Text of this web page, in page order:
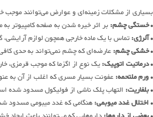
بسیاری از مشکلات زمینه‌ای و عوارض می‌توانند
•خستگی چشم:بر اثر خیره شدن به صفحه کامپیوتر
•آلرژی:تماس با یک ماده خارجی همچون لوازم آرایشی،
•خشکی چشم:عارضه‌ای که چشم نمی‌تواند به حدی
•درماتیت اتوپیک:یک نوع از اگزما که موجب
•ورم ملتحمه:عفونت بسیار مسری که اغلب از آن
•بلفاریت: التهاب پلک ناشی از فولیکول مسدود شده
•اختلال غدد میوبمی:هنگامی که غدد میبومی مسدود